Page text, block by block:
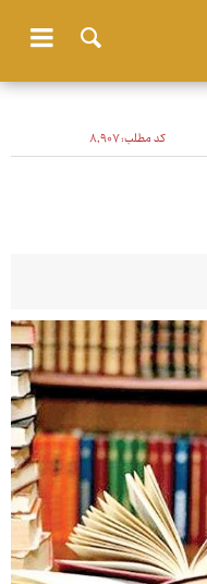
کد مطلب:۸٬۹۰۷